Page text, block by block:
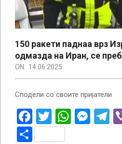
150 ракети паднаа врз
одмазда на Иран, се
ON: 14.06.2025
Сподели со своите пријатели
Facebook
Twitter
Share